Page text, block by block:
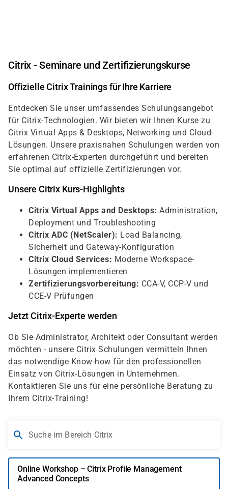
Citrix - Seminare und Zertifizierungskurse
Offizielle Citrix Trainings für Ihre Karriere
Entdecken Sie unser umfassendes Schulungsangebot
für Citrix-Technologien. Wir bieten wir Ihnen Kurse zu
Citrix Virtual Apps & Desktops, Networking und Cloud-
Lösungen. Unsere praxisnahen Schulungen werden von
erfahrenen Citrix-Experten durchgeführt und bereiten
Sie optimal auf offizielle Zertifizierungen vor.
Unsere Citrix Kurs-Highlights
Citrix Virtual Apps and Desktops: Administration,
Deployment und Troubleshooting
Citrix ADC (NetScaler): Load Balancing,
Sicherheit und Gateway-Konfiguration
Citrix Cloud Services: Moderne Workspace-
Lösungen implementieren
Zertifizierungsvorbereitung: CCA-V, CCP-V und
CCE-V Prüfungen
Jetzt Citrix-Experte werden
Ob Sie Administrator, Architekt oder Consultant werden
möchten - unsere Citrix Schulungen vermitteln Ihnen
das notwendige Know-how für den professionellen
Einsatz von Citrix-Lösungen in Unternehmen.
Kontaktieren Sie uns für eine persönliche Beratung zu
Ihrem Citrix-Training!
Suche im Bereich Citrix
Online Workshop – Citrix Profile Management
Advanced Concepts